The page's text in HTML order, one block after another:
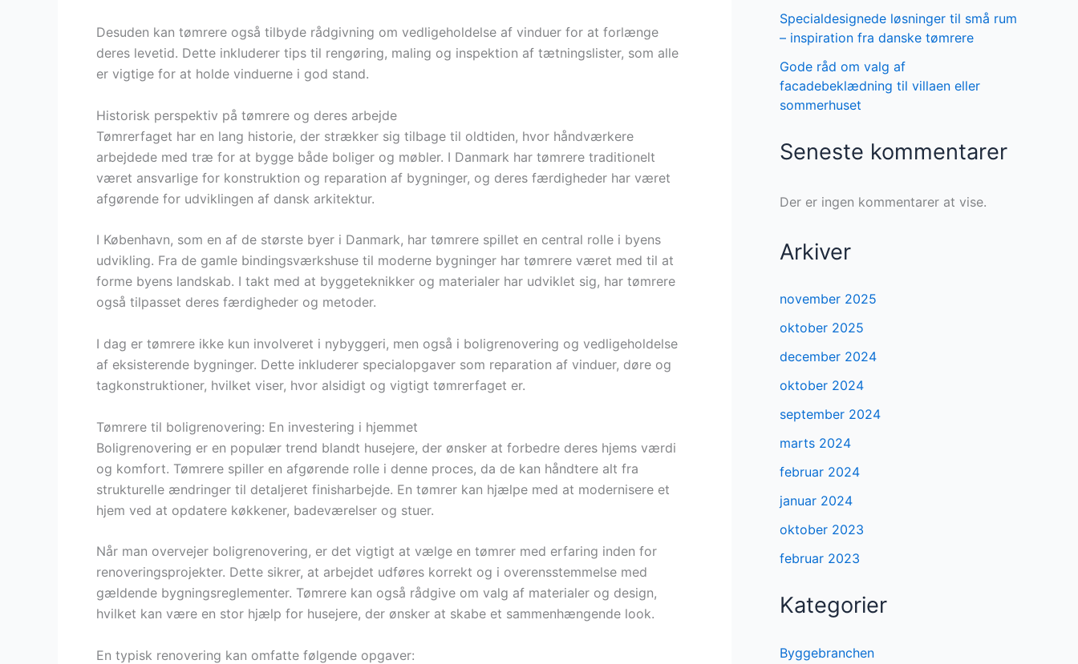
Desuden kan tømrere også tilbyde rådgivning om vedligeholdelse af vinduer for at forlænge
deres levetid. Dette inkluderer tips til rengøring, maling og inspektion af tætningslister, som alle
er vigtige for at holde vinduerne i god stand.
Historisk perspektiv på tømrere og deres arbejde
Tømrerfaget har en lang historie, der strækker sig tilbage til oldtiden, hvor håndværkere
arbejdede med træ for at bygge både boliger og møbler. I Danmark har tømrere traditionelt
været ansvarlige for konstruktion og reparation af bygninger, og deres færdigheder har været
afgørende for udviklingen af dansk arkitektur.
I København, som en af de største byer i Danmark, har tømrere spillet en central rolle i byens
udvikling. Fra de gamle bindingsværkshuse til moderne bygninger har tømrere været med til at
forme byens landskab. I takt med at byggeteknikker og materialer har udviklet sig, har tømrere
også tilpasset deres færdigheder og metoder.
I dag er tømrere ikke kun involveret i nybyggeri, men også i boligrenovering og vedligeholdelse
af eksisterende bygninger. Dette inkluderer specialopgaver som reparation af vinduer, døre og
tagkonstruktioner, hvilket viser, hvor alsidigt og vigtigt tømrerfaget er.
Tømrere til boligrenovering: En investering i hjemmet
Boligrenovering er en populær trend blandt husejere, der ønsker at forbedre deres hjems værdi
og komfort. Tømrere spiller en afgørende rolle i denne proces, da de kan håndtere alt fra
strukturelle ændringer til detaljeret finisharbejde. En tømrer kan hjælpe med at modernisere et
hjem ved at opdatere køkkener, badeværelser og stuer.
Når man overvejer boligrenovering, er det vigtigt at vælge en tømrer med erfaring inden for
renoveringsprojekter. Dette sikrer, at arbejdet udføres korrekt og i overensstemmelse med
gældende bygningsreglementer. Tømrere kan også rådgive om valg af materialer og design,
hvilket kan være en stor hjælp for husejere, der ønsker at skabe et sammenhængende look.
En typisk renovering kan omfatte følgende opgaver:
Specialdesignede løsninger til små rum
– inspiration fra danske tømrere
Gode råd om valg af
facadebeklædning til villaen eller
sommerhuset
Seneste kommentarer
Der er ingen kommentarer at vise.
Arkiver
november 2025
oktober 2025
december 2024
oktober 2024
september 2024
marts 2024
februar 2024
januar 2024
oktober 2023
februar 2023
Kategorier
Byggebranchen